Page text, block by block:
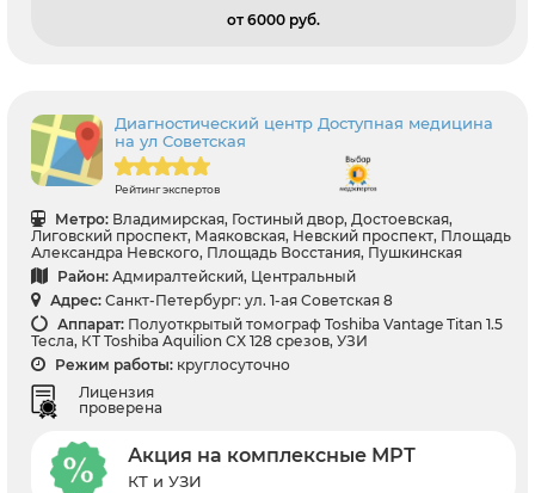
от 6000 pуб.
Диагностический центр Доступная медицина
на ул Советская
Рейтинг экспертов
Метро: Владимирская, Гостиный двор, Достоевская,
Лиговский проспект, Маяковская, Невский проспект, Площадь
Александра Невского, Площадь Восстания, Пушкинская
Район: Адмиралтейский, Центральный
Адрес: Санкт-Петербург: ул. 1-ая Советская 8
Аппарат: Полуоткрытый томограф Toshiba Vantage Titan 1.5
Тесла, КТ Toshiba Aquilion CX 128 срезов, УЗИ
Режим работы: круглосуточно
Лицензия
проверена
Акция на комплексные МРТ
КТ и УЗИ